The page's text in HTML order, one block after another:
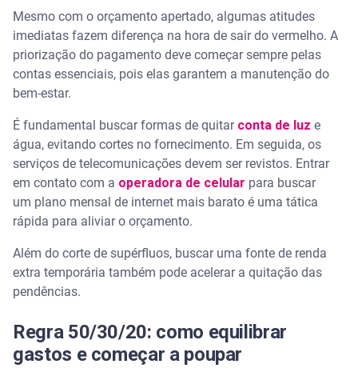
Mesmo com o orçamento apertado, algumas atitudes
imediatas fazem diferença na hora de sair do vermelho. A
priorização do pagamento deve começar sempre pelas
contas essenciais, pois elas garantem a manutenção do
bem-estar.
É fundamental buscar formas de quitarconta de luz e
água, evitando cortes no fornecimento. Em seguida, os
serviços de telecomunicações devem ser revistos. Entrar
em contato com a operadora de celular para buscar
um plano mensal de internet mais barato é uma tática
rápida para aliviar o orçamento.
Além do corte de supérfluos, buscar uma fonte de renda
extra temporária também pode acelerar a quitação das
pendências.
Regra 50/30/20: como equilibrar
gastos e começar a poupar